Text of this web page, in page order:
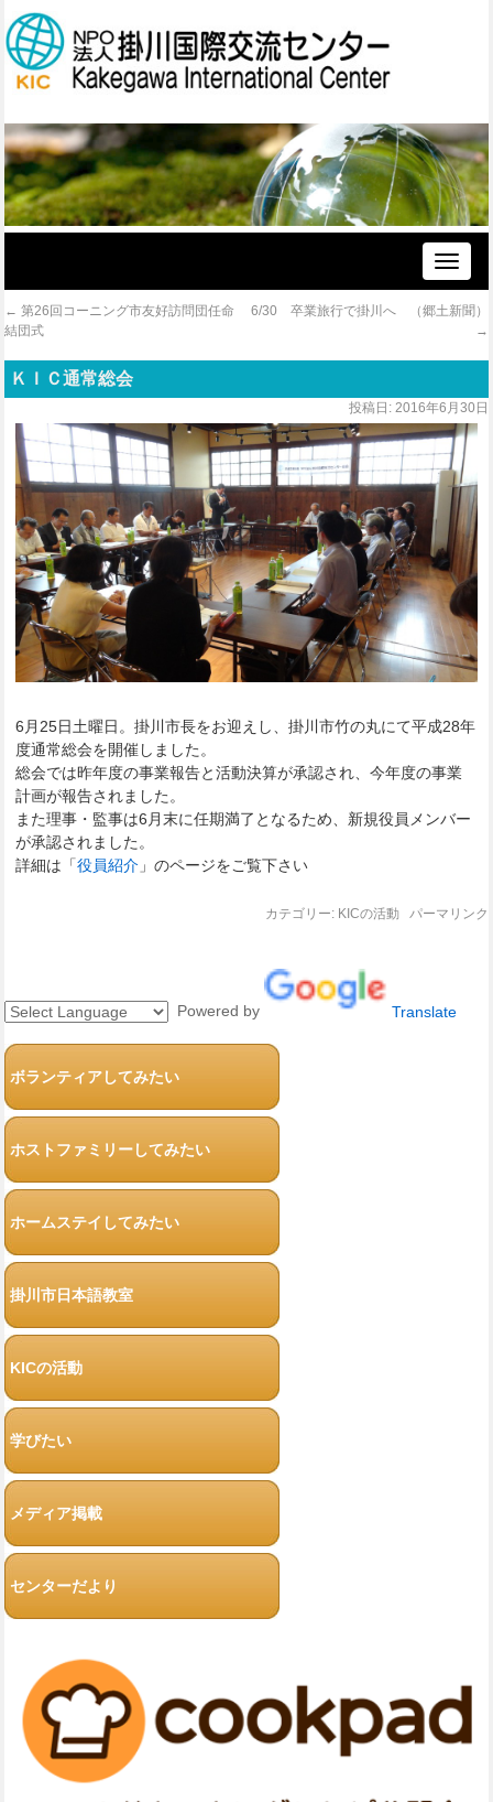
Toggle
← 第26回コーニング市友好訪問団任命
結団式
6/30 卒業旅行で掛川へ （郷土新聞）
→
ＫＩＣ通常総会
投稿日: 2016年6月30日
6月25日土曜日。掛川市長をお迎えし、掛川市竹の丸にて平成28年
度通常総会を開催しました。
総会では昨年度の事業報告と活動決算が承認され、今年度の事業
計画が報告されました。
また理事・監事は6月末に任期満了となるため、新規役員メンバー
が承認されました。
詳細は「役員紹介 」のページをご覧下さい
カテゴリー: KICの活動 パーマリンク
Powered by Translate
ボランティアしてみたい
ホストファミリーしてみたい
ホームステイしてみたい
掛川市日本語教室
KICの活動
学びたい
メディア掲載
センターだより